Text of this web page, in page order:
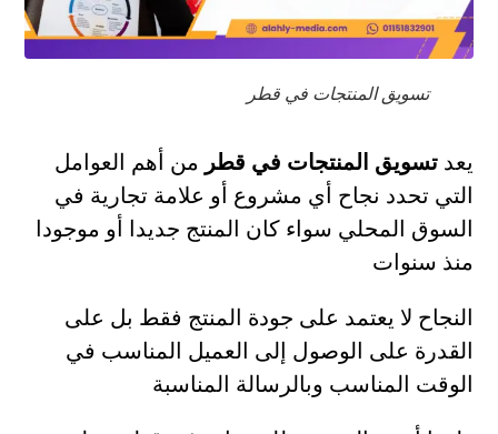
تسويق المنتجات في قطر
يعدتسويق المنتجات في قطر من أهم العوامل
التي تحدد نجاح أي مشروع أو علامة تجارية في
السوق المحلي سواء كان المنتج جديدا أو موجودا
منذ سنوات
النجاح لا يعتمد على جودة المنتج فقط بل على
القدرة على الوصول إلى العميل المناسب في
الوقت المناسب وبالرسالة المناسبة